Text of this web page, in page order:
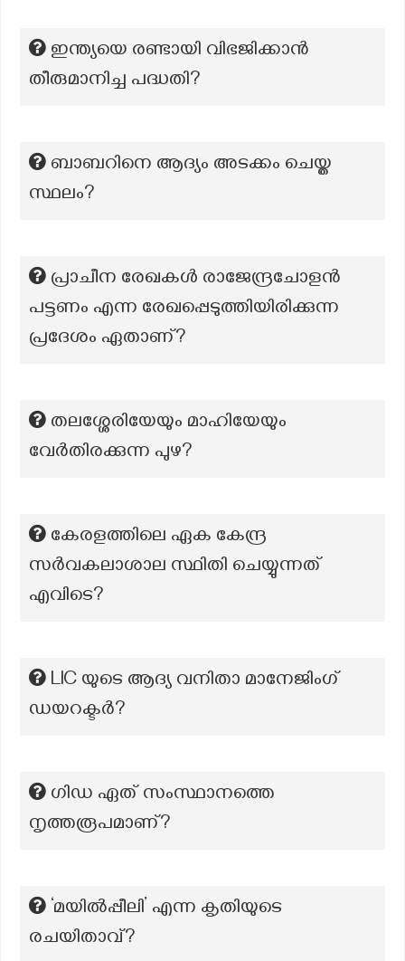
ഇന്ത്യയെ രണ്ടായി വിഭജിക്കാൻ
തീരുമാനിച്ച പദ്ധതി?
ബാബറിനെ ആദ്യം അടക്കം ചെയ്ത
സ്ഥലം?
പ്രാചീന രേഖകൾ രാജേന്ദ്രചോളൻ
പട്ടണം എന്ന രേഖപ്പെടുത്തിയിരിക്കുന്ന
പ്രദേശം ഏതാണ്?
തലശ്ശേരിയേയും മാഹിയേയും
വേർതിരക്കുന്ന പുഴ?
കേരളത്തിലെ ഏക കേന്ദ്ര
സർവകലാശാല സ്ഥിതി ചെയ്യുന്നത്
എവിടെ?
LIC യുടെ ആദ്യ വനിതാ മാനേജിംഗ്
ഡയറക്ടർ?
ഗിഡ ഏത് സംസ്ഥാനത്തെ
നൃത്തരൂപമാണ്?
‘മയിൽപ്പീലി’ എന്ന കൃതിയുടെ
രചയിതാവ്?